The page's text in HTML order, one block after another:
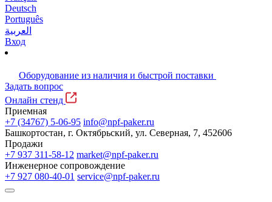
Deutsch
Português
العربية
Вход
Оборудование из наличия и быстрой поставки
Задать вопрос
Онлайн стенд
Приемная
+7 (34767) 5-06-95 info@npf-paker.ru
Башкортостан, г. Октябрьский, ул. Северная, 7, 452606
Продажи
+7 937 311-58-12 market@npf-paker.ru
Инженерное сопровождение
+7 927 080-40-01 service@npf-paker.ru